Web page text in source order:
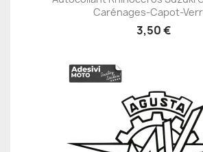
Carénages-Capot-
3,50 €